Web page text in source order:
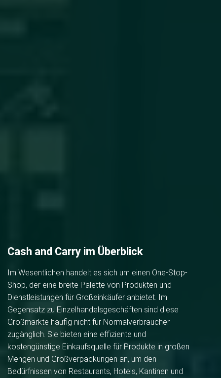
Cash and Carry im Überblick
Im Wesentlichen handelt es sich um einen One-Stop-
Shop, der eine breite Palette von Produkten und
Dienstleistungen für Großeinkäufer anbietet. Im
Gegensatz zu Einzelhandelsgeschäften sind diese
Großmärkte häufig nicht für Normalverbraucher
zugänglich. Sie bieten eine effiziente und
kostengünstige Einkaufsquelle für Produkte in großen
Mengen und Großverpackungen an, um den
Bedürfnissen von Restaurants, Hotels, Kantinen und